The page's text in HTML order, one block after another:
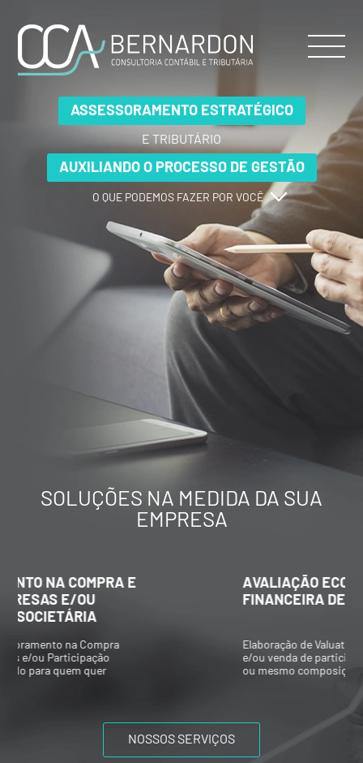
ASSESSORAMENTO ESTRATÉGICO
E TRIBUTÁRIO
AUXILIANDO O PROCESSO DE GESTÃO
O QUE PODEMOS FAZER POR VOCÊ
ASSESSORAMENTO ESTRATÉGICO
E TRIBUTÁRIO
AUXILIANDO O PROCESSO DE GESTÃO
O QUE PODEMOS FAZER POR VOCÊ
ASSESSORAMENTO ESTRATÉGICO
E TRIBUTÁRIO
AUXILIANDO O PROCESSO DE GESTÃO
O QUE PODEMOS FAZER POR VOCÊ
SOLUÇÕES NA MEDIDA DA SUA
EMPRESA
AVALIAÇÃO ECONÔMICO-
FINANCEIRA DE EMPRESAS
Elaboração de Valuations para aquisição
e/ou venda de participações societárias,
ou mesmo composições societárias entre
NOSSOS SERVIÇOS